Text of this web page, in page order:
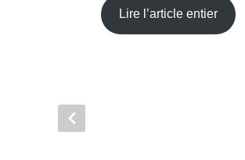
Lire l’article entier